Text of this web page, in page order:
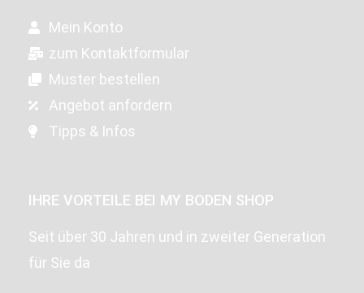
Mein Konto
zum Kontaktformular
Muster bestellen
Angebot anfordern
Tipps & Infos
IHRE VORTEILE BEI MY BODEN SHOP
Seit über 30 Jahren und in zweiter Generation
für Sie da